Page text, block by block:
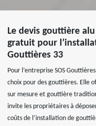
Le devis gouttière
gratuit pour
Gouttières 33
Pour l’entreprise SOS
choix pour des gouttières. Elle
sur mesure et gouttière
invite les propriétaires à
coûts de l’installation de